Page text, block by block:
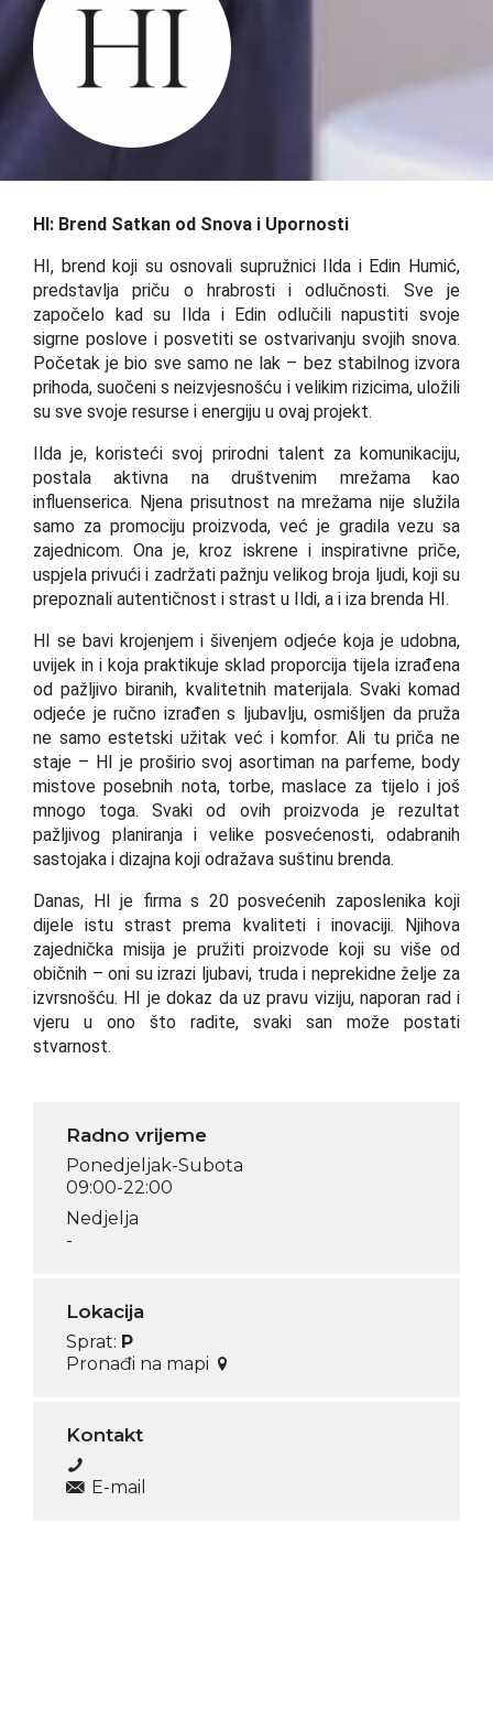
HI: Brend Satkan od Snova i Upornosti
HI, brend koji su osnovali supružnici Ilda i Edin Humić,
predstavlja priču o hrabrosti i odlučnosti. Sve je
započelo kad su Ilda i Edin odlučili napustiti svoje
sigrne poslove i posvetiti se ostvarivanju svojih snova.
Početak je bio sve samo ne lak – bez stabilnog izvora
prihoda, suočeni s neizvjesnošću i velikim rizicima, uložili
su sve svoje resurse i energiju u ovaj projekt.
Ilda je, koristeći svoj prirodni talent za komunikaciju,
postala aktivna na društvenim mrežama kao
influenserica. Njena prisutnost na mrežama nije služila
samo za promociju proizvoda, već je gradila vezu sa
zajednicom. Ona je, kroz iskrene i inspirativne priče,
uspjela privući i zadržati pažnju velikog broja ljudi, koji su
prepoznali autentičnost i strast u Ildi, a i iza brenda HI.
HI se bavi krojenjem i šivenjem odjeće koja je udobna,
uvijek in i koja praktikuje sklad proporcija tijela izrađena
od pažljivo biranih, kvalitetnih materijala. Svaki komad
odjeće je ručno izrađen s ljubavlju, osmišljen da pruža
ne samo estetski užitak već i komfor. Ali tu priča ne
staje – HI je proširio svoj asortiman na parfeme, body
mistove posebnih nota, torbe, maslace za tijelo i još
mnogo toga. Svaki od ovih proizvoda je rezultat
pažljivog planiranja i velike posvećenosti, odabranih
sastojaka i dizajna koji odražava suštinu brenda.
Danas, HI je firma s 20 posvećenih zaposlenika koji
dijele istu strast prema kvaliteti i inovaciji. Njihova
zajednička misija je pružiti proizvode koji su više od
običnih – oni su izrazi ljubavi, truda i neprekidne želje za
izvrsnošću. HI je dokaz da uz pravu viziju, naporan rad i
vjeru u ono što radite, svaki san može postati
stvarnost.
Radno vrijeme
Ponedjeljak-Subota
09:00-22:00
Nedjelja
-
Lokacija
Sprat: P
Pronađi na mapi
Kontakt
E-mail